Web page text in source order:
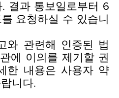
결과 통보일로부터 6
요청하실 수 있습니
와 관련해 인증된 법
에 이의를 제기할 권
한 내용은 사용자 약
니다.